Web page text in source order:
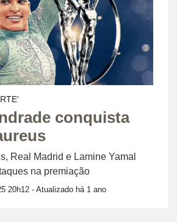
conquista
Real Madrid e Lamine Yamal
na premiação
20h12 - Atualizado há 1 ano